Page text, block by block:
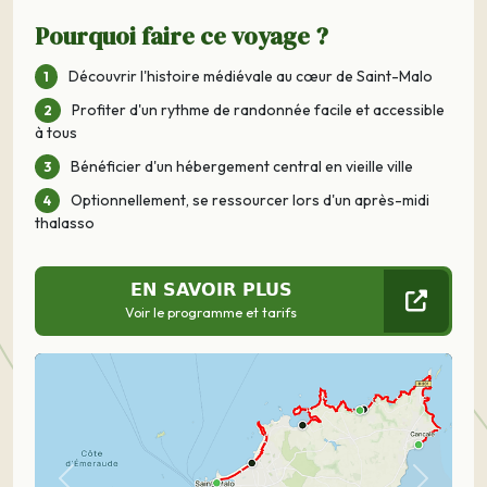
Pourquoi faire ce voyage ?
Découvrir l'histoire médiévale au cœur de Saint-Malo
Profiter d'un rythme de randonnée facile et accessible
à tous
Bénéficier d'un hébergement central en vieille ville
Optionnellement, se ressourcer lors d'un après-midi
thalasso
EN SAVOIR PLUS
Voir le programme et tarifs